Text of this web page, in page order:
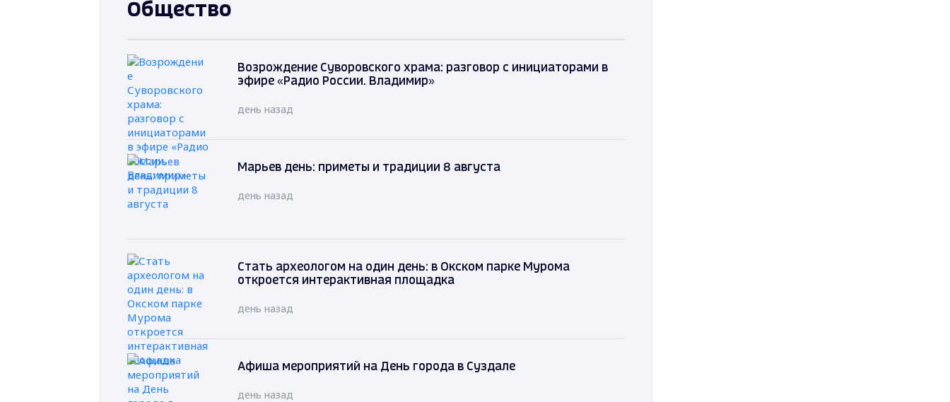
Общество
Возрождение Суворовского храма: разговор с инициаторами в
эфире «Радио России. Владимир»
день назад
Марьев день: приметы и традиции 8 августа
день назад
Стать археологом на один день: в Окском парке Мурома
откроется интерактивная площадка
день назад
Афиша мероприятий на День города в Суздале
день назад